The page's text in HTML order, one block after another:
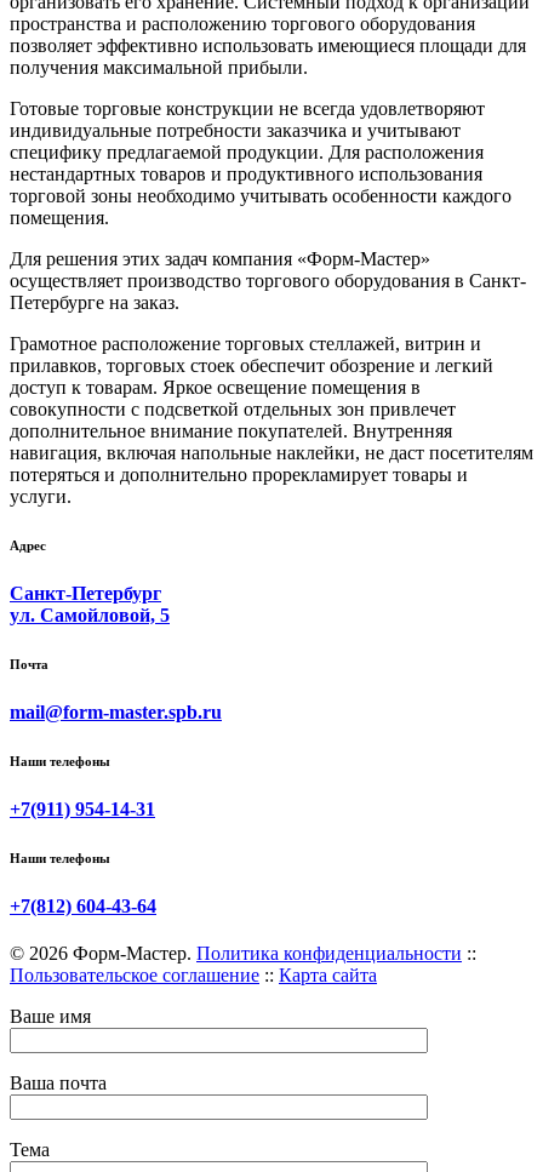
пространства и расположению торгового оборудования
позволяет эффективно использовать имеющиеся площади для
получения максимальной прибыли.
Готовые торговые конструкции не всегда удовлетворяют
индивидуальные потребности заказчика и учитывают
специфику предлагаемой продукции. Для расположения
нестандартных товаров и продуктивного использования
торговой зоны необходимо учитывать особенности каждого
помещения.
Для решения этих задач компания «Форм-Мастер»
осуществляет производство торгового оборудования в Санкт-
Петербурге на заказ.
Грамотное расположение торговых стеллажей, витрин и
прилавков, торговых стоек обеспечит обозрение и легкий
доступ к товарам. Яркое освещение помещения в
совокупности с подсветкой отдельных зон привлечет
дополнительное внимание покупателей. Внутренняя
навигация, включая напольные наклейки, не даст посетителям
потеряться и дополнительно прорекламирует товары и
услуги.
Адрес
Санкт-Петербург
ул. Самойловой, 5
Почта
mail@form-master.spb.ru
Наши телефоны
+7(911) 954-14-31
Наши телефоны
+7(812) 604-43-64
© 2026 Форм-Мастер. Политика конфиденциальности ::
Пользовательское соглашение :: Карта сайта
Ваше имя
Ваша почта
Тема